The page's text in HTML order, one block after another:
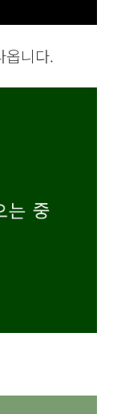
옵니다.